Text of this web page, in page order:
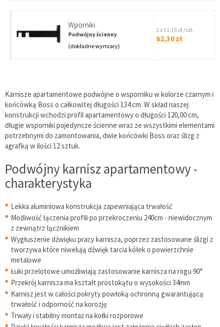
wporniki
Podwójny ścienny
(dokładne wymiary)
2 x 31.15 zł /szt.
62,30 zł
Karnisze apartamentowe podwójne o wsporniku w kolorze czarnym i
końcówką Boss o całkowitej długości 134 cm. W skład naszej
konstrukcji wchodzi profil apartamentowy o długości 120,00 cm,
długie wsporniki pojedyncze ścienne wraz ze wszystkimi elementami
potrzebnymi do zamontowania, dwie końcówki Boss oraz ślizg z
agrafką w ilości 12 sztuk.
Podwójny karnisz apartamentowy -
charakterystyka
Lekka aluminiowa konstrukcja zapewniająca trwałość
Możliwość łączenia profili po przekroczeniu 240cm - niewidocznym
z zewnątrz łącznikiem
Wygłuszenie dźwięku pracy karnisza, poprzez zastosowane ślizgi z
tworzywa które niwelują dźwięk tarcia kółek o powierzchnie
metalowe
Łuki przelotowe umożliwiają zastosowanie karnisza na rogu 90°
Przekrój karnisza ma kształt prostokątu o wysokości 34mm
Karnisz jest w całości pokryty powłoką ochronną gwarantującą
trwałość i odporność na korozję
Trwały i stabilny montaż na kołki rozporowe